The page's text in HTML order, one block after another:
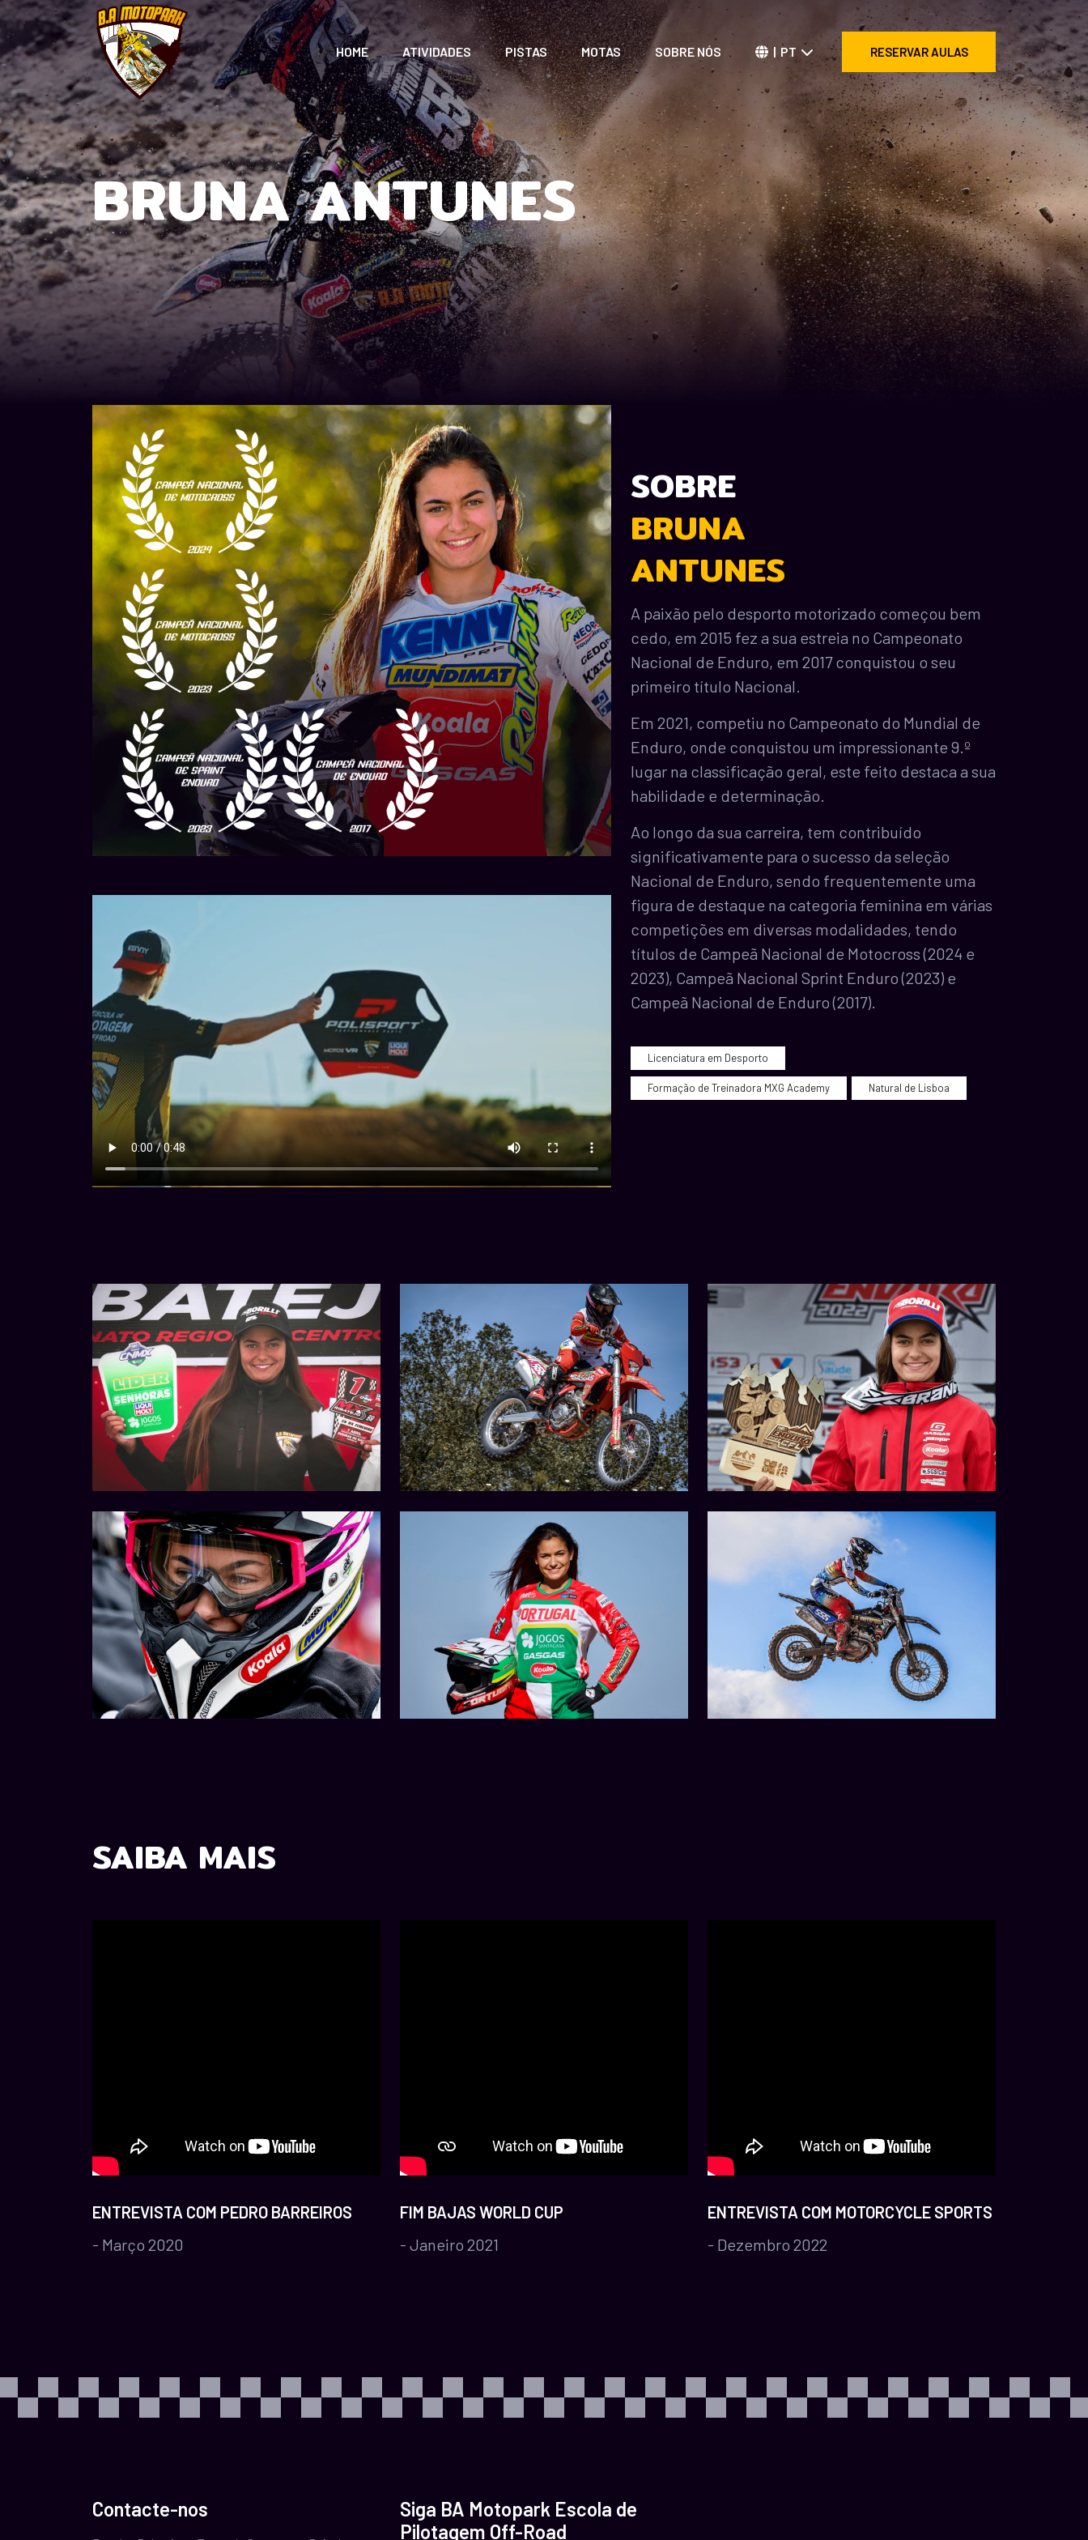
HOME ATIVIDADES PISTAS MOTAS SOBRE NÓS | PT RESERVAR AULAS
BRUNA ANTUNES
SOBRE
BRUNA
ANTUNES
A paixão pelo desporto motorizado começou bem
cedo, em 2015 fez a sua estreia no Campeonato
Nacional de Enduro, em 2017 conquistou o seu
primeiro título Nacional.
Em 2021, competiu no Campeonato do Mundial de
Enduro, onde conquistou um impressionante 9.º
lugar na classificação geral, este feito destaca a sua
habilidade e determinação.
Ao longo da sua carreira, tem contribuído
significativamente para o sucesso da seleção
Nacional de Enduro, sendo frequentemente uma
figura de destaque na categoria feminina em várias
competições em diversas modalidades, tendo
títulos de Campeã Nacional de Motocross (2024 e
2023), Campeã Nacional Sprint Enduro (2023) e
Campeã Nacional de Enduro (2017).
Licenciatura em Desporto
Formação de Treinadora MXG Academy Natural de Lisboa
SAIBA MAIS
ENTREVISTA COM PEDRO BARREIROS
- Março 2020
FIM BAJAS WORLD CUP
- Janeiro 2021
ENTREVISTA COM MOTORCYCLE SPORTS
- Dezembro 2022
Contacte-nos
Siga BA Motopark Escola de
Pilotagem Off-Road